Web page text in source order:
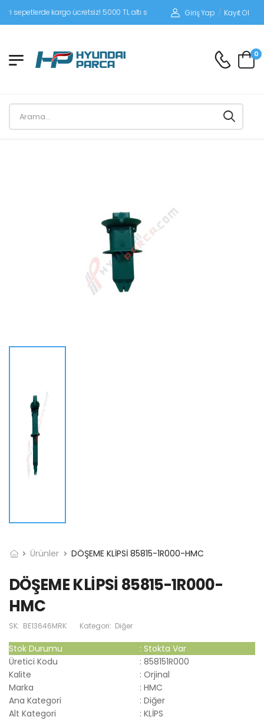
kargo ücretsiz! 5000 TL altı siparişlerinizde siparişleriniz alıcı
Giriş Yap / Kayıt Ol
0
Ürünler DÖŞEME KLİPSİ 85815-1R000-HMC
DÖŞEME KLİPSİ 85815-1R000-
HMC
SK: BE13646MRK Kategori: Diğer
Stok Durumu : Stokta Var
Üretici Kodu
: 858151R000
Kalite
: Orjinal
Marka
: HMC
Ana Kategori
: Diğer
Alt Kategori
: KLİPS